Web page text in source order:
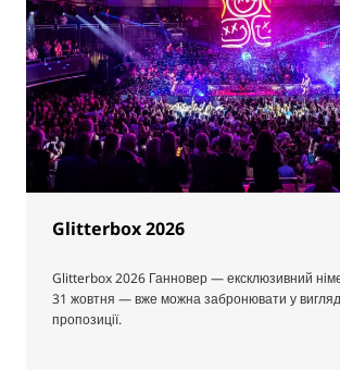
Glitterbox 2026
Glitterbox 2026 Ганновер — ексклюзивний
31 жовтня — вже можна забронювати у
пропозиції.